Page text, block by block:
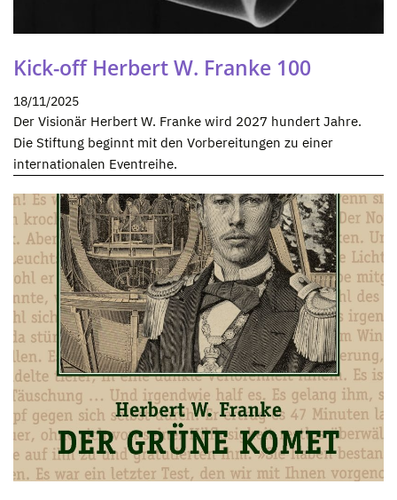
Kick-off Herbert W. Franke 100
18/11/2025
Der Visionär Herbert W. Franke wird 2027 hundert Jahre.
Die Stiftung beginnt mit den Vorbereitungen zu einer
internationalen Eventreihe.